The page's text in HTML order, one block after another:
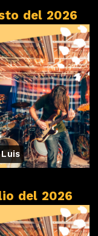
del 2026
del 2026